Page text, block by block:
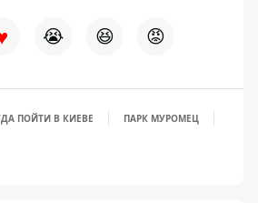
😭 😆 😡
ПОЙТИ В КИЕВЕ
ПАРК МУРОМЕЦ